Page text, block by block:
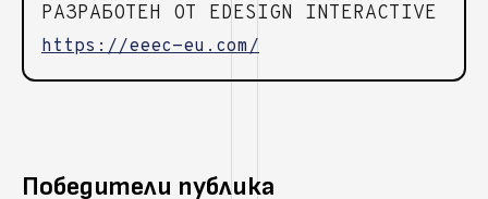
РАЗРАБОТЕН ОТ EDESIGN INTERACTIVE
https://eeec-eu.com/
Победители публика